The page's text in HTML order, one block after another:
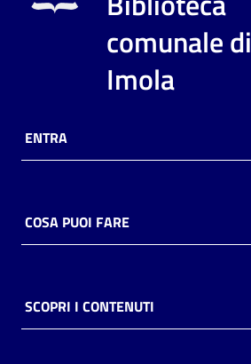
comunale di
Imola
ENTRA
COSA PUOI FARE
SCOPRI I CONTENUTI